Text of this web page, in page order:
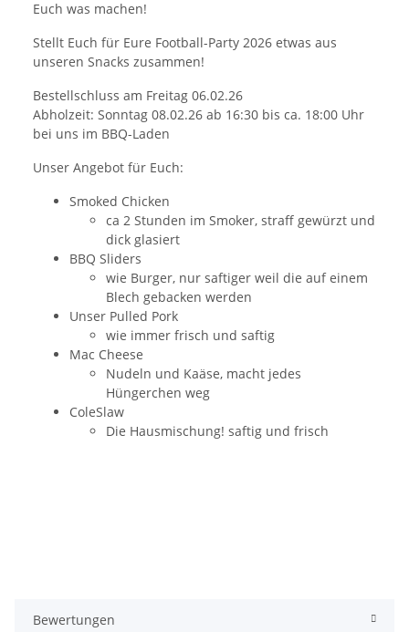
Euch was machen!
Stellt Euch für Eure Football-Party 2026 etwas aus
unseren Snacks zusammen!
Bestellschluss am Freitag 06.02.26
Abholzeit: Sonntag 08.02.26 ab 16:30 bis ca. 18:00 Uhr
bei uns im BBQ-Laden
Unser Angebot für Euch:
Smoked Chicken
ca 2 Stunden im Smoker, straff gewürzt und
dick glasiert
BBQ Sliders
wie Burger, nur saftiger weil die auf einem
Blech gebacken werden
Unser Pulled Pork
wie immer frisch und saftig
Mac Cheese
Nudeln und Kaäse, macht jedes
Hüngerchen weg
ColeSlaw
Die Hausmischung! saftig und frisch
Bewertungen